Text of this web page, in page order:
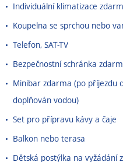
Individuální klimatizace
Koupelna se sprchou nebo
Telefon, SAT-TV
Bezpečnostní schránka
Minibar zdarma (po příjezdu
doplňován vodou)
Set pro přípravu kávy a čaje
Balkon nebo terasa
Dětská postýlka na vyžádání